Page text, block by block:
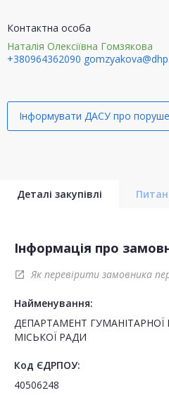
Контактна особа
Наталія Олексіївна Гомзякова
+380964362090
Інформувати ДАСУ про
Деталі закупівлі
Інформація про
open_in_new Як перевірити замовника
Найменування:
ДЕПАРТАМЕНТ ГУМАНІТАРНОЇ
МІСЬКОЇ РАДИ
Код ЄДРПОУ:
40506248